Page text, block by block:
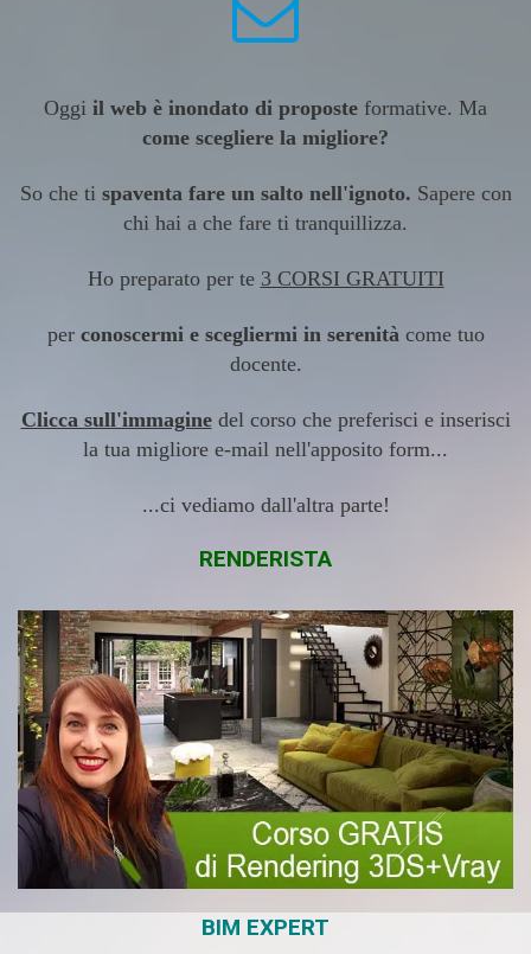
Oggi il web è inondato di proposte formative. Ma
come scegliere la migliore?
So che ti spaventa fare un salto nell'ignoto. Sapere con
chi hai a che fare ti tranquillizza.
Ho preparato per te 3 CORSI GRATUITI
perconoscermi e scegliermi in serenitàcome tuo
docente.
Clicca sull'immaginedel corso che preferisci e inserisci
la tua migliore e-mail nell'apposito form...
...ci vediamo dall'altra parte!
RENDERISTA
BIM EXPERT